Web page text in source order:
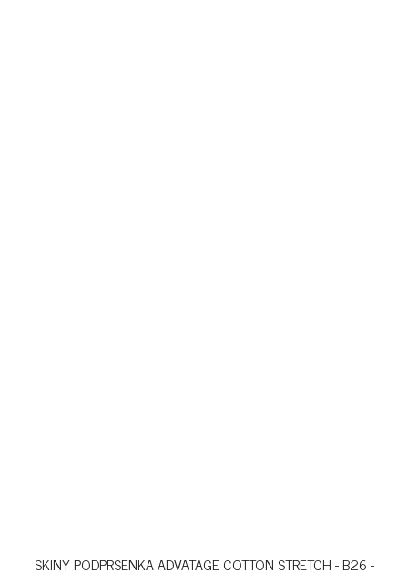
SKINY PODPRSENKA ADVATAGE COTTON STRETCH - B26 -